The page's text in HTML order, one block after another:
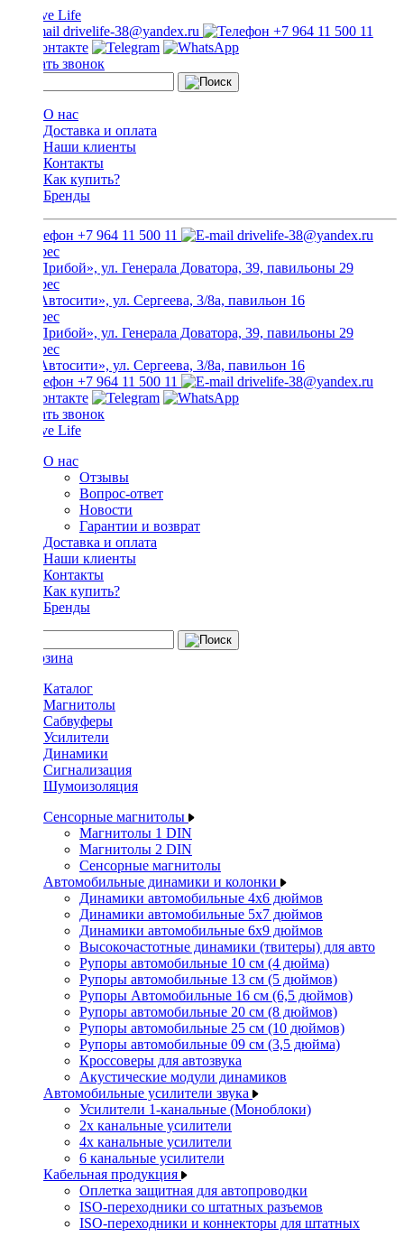
drivelife-38@yandex.ru +7 964 11 500 11
Заказать звонок
О нас
Доставка и оплата
Наши клиенты
Контакты
Как купить?
Бренды
+7 964 11 500 11 drivelife-38@yandex.ru
ТЦ «Прибой», ул. Генерала Доватора, 39, павильоны 29
ТЦ «Автосити», ул. Сергеева, 3/8а, павильон 16
ТЦ «Прибой», ул. Генерала Доватора, 39, павильоны 29
ТЦ «Автосити», ул. Сергеева, 3/8а, павильон 16
+7 964 11 500 11
drivelife-38@yandex.ru
Заказать звонок
О нас
Отзывы
Вопрос-ответ
Новости
Гарантии и возврат
Доставка и оплата
Наши клиенты
Контакты
Как купить?
Бренды
Каталог
Магнитолы
Сабвуферы
Усилители
Динамики
Сигнализация
Шумоизоляция
Сенсорные магнитолы
Магнитолы 1 DIN
Магнитолы 2 DIN
Сенсорные магнитолы
Автомобильные динамики и колонки
Динамики автомобильные 4x6 дюймов
Динамики автомобильные 5x7 дюймов
Динамики автомобильные 6x9 дюймов
Высокочастотные динамики (твитеры) для авто
Рупоры автомобильные 10 см (4 дюйма)
Рупоры автомобильные 13 см (5 дюймов)
Рупоры Автомобильные 16 см (6,5 дюймов)
Рупоры автомобильные 20 см (8 дюймов)
Рупоры автомобильные 25 см (10 дюймов)
Рупоры автомобильные 09 см (3,5 дюйма)
Кроссоверы для автозвука
Акустические модули динамиков
Автомобильные усилители звука
Усилители 1-канальные (Моноблоки)
2х канальные усилители
4х канальные усилители
6 канальные усилители
Кабельная продукция
Оплетка защитная для автопроводки
ISO-переходники со штатных разъемов
ISO-переходники и коннекторы для штатных